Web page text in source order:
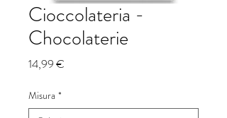
Cioccolateria -
Chocolaterie
14,99 €
Misura *